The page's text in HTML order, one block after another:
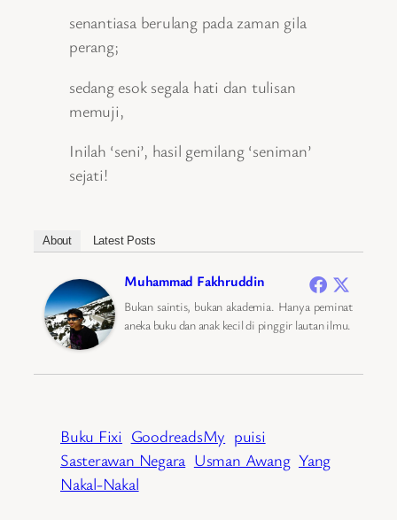
senantiasa berulang pada zaman gila
perang;
sedang esok segala hati dan tulisan
memuji,
Inilah ‘seni’, hasil gemilang ‘seniman’
sejati!
About Latest Posts
Muhammad Fakhruddin
Bukan saintis, bukan akademia. Hanya peminat
aneka buku dan anak kecil di pinggir lautan ilmu.
Buku Fixi GoodreadsMy puisi
Sasterawan Negara Usman Awang Yang
Nakal-Nakal